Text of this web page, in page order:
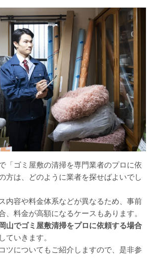
「ゴミ屋敷の清掃を専門業者のプロに依
方は、どのように業者を探せばよいでし
内容や料金体系などが異なるため、事前
、料金が高額になるケースもあります。
岡山でゴミ屋敷清掃をプロに依頼する場合
ていきます。
ツについてもご紹介しますので、是非参